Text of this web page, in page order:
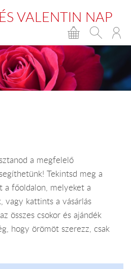
VALENTIN NAP
a megfelelő
Tekintsd meg a
a főoldalon, melyeket a
vagy kattints a vásárlás
összes csokor és ajándék
hogy örömöt szerezz, csak